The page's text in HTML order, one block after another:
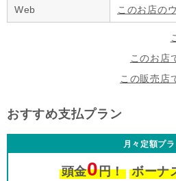
Web このお店の
このお店
この販売店
おすすめ支払プラン
月々定額プ
頭金0円！ ボーナ